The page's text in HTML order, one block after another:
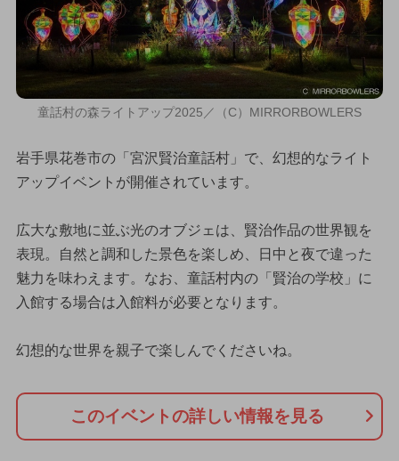
童話村の森ライトアップ2025／（C）MIRRORBOWLERS
岩手県花巻市の「宮沢賢治童話村」で、幻想的なライト
アップイベントが開催されています。
広大な敷地に並ぶ光のオブジェは、賢治作品の世界観を
表現。自然と調和した景色を楽しめ、日中と夜で違った
魅力を味わえます。なお、童話村内の「賢治の学校」に
入館する場合は入館料が必要となります。
幻想的な世界を親子で楽しんでくださいね。
このイベントの詳しい情報を見る